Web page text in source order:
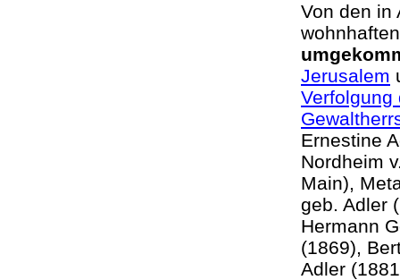
Von den in
Jerusalem
Verfolgung
Ernestine
Nordheim
Main),
geb. Adler
Hermann
(1869),
Adler